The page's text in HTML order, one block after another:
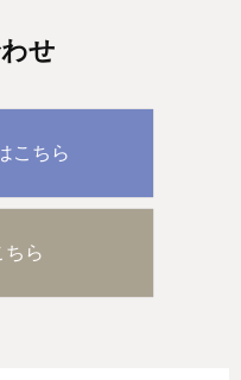
せ
こちら
ちら